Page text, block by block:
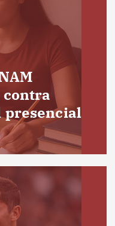
contra
presencial